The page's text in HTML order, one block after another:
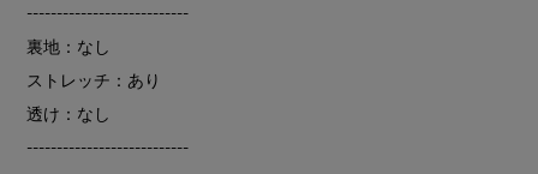
---------------------------
裏地：なし
ストレッチ：あり
透け：なし
---------------------------